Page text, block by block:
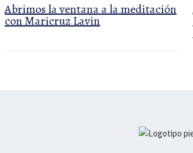
Abrimos la ventana a la meditación
con Maricruz Lavin